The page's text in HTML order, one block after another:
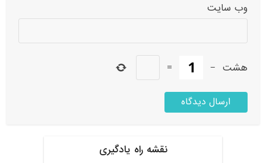
وب‌ سایت
هشت −
=
نقشه راه یادگیری